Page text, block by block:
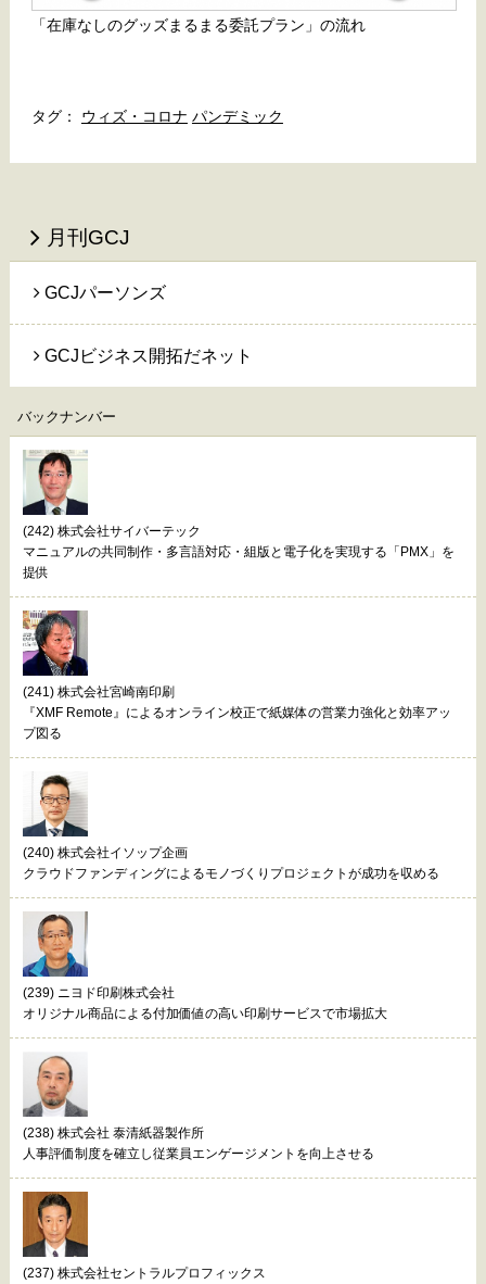
「在庫なしのグッズまるまる委託プラン」の流れ
ウィズ・コロナ パンデミック
月刊GCJ
GCJパーソンズ
GCJビジネス開拓だネット
バックナンバー
(242) 株式会社サイバーテック
マニュアルの共同制作・多言語対応・組版と電子化を実現する「PMX」を
提供
(241) 株式会社宮崎南印刷
『XMF Remote』によるオンライン校正で紙媒体の営業力強化と効率アッ
プ図る
(240) 株式会社イソップ企画
クラウドファンディングによるモノづくりプロジェクトが成功を収める
(239) ニヨド印刷株式会社
オリジナル商品による付加価値の高い印刷サービスで市場拡大
(238) 株式会社 泰清紙器製作所
人事評価制度を確立し従業員エンゲージメントを向上させる
(237) 株式会社セントラルプロフィックス